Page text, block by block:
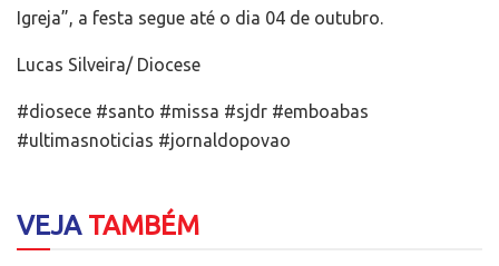
Igreja”, a festa segue até o dia 04 de outubro.
Lucas Silveira/ Diocese
#diosece #santo #missa #sjdr #emboabas
#ultimasnoticias #jornaldopovao
VEJATAMBÉM